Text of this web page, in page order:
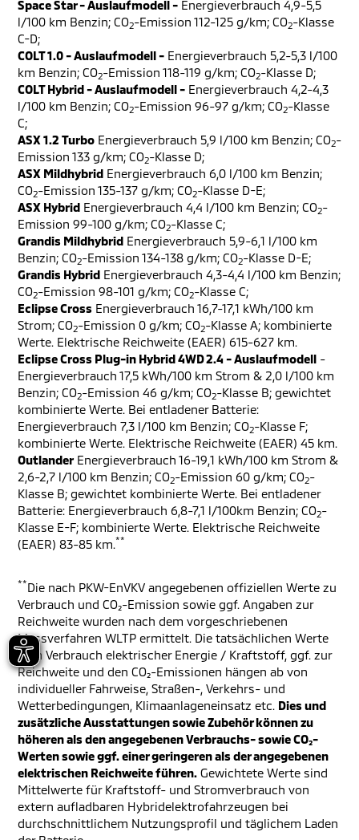
Space Star - Auslaufmodell - Energieverbrauch 4,9-5,5
l/100 km Benzin; CO2-Emission 112-125 g/km; CO2-Klasse
C-D;
COLT 1.0 - Auslaufmodell - Energieverbrauch 5,2-5,3 l/100
km Benzin; CO2-Emission 118-119 g/km; CO2-Klasse D;
COLT Hybrid - Auslaufmodell - Energieverbrauch 4,2-4,3
l/100 km Benzin; CO2-Emission 96-97 g/km; CO2-Klasse
C;
ASX 1.2 Turbo Energieverbrauch 5,9 l/100 km Benzin; CO2-
Emission 133 g/km; CO2-Klasse D;
ASX Mildhybrid Energieverbrauch 6,0 l/100 km Benzin;
CO2-Emission 135-137 g/km; CO2-Klasse D-E;
ASX Hybrid Energieverbrauch 4,4 l/100 km Benzin; CO2-
Emission 99-100 g/km; CO2-Klasse C;
Grandis Mildhybrid Energieverbrauch 5,9-6,1 l/100 km
Benzin; CO2-Emission 134-138 g/km; CO2-Klasse D-E;
Grandis Hybrid Energieverbrauch 4,3-4,4 l/100 km Benzin;
CO2-Emission 98-101 g/km; CO2-Klasse C;
Eclipse Cross Energieverbrauch 16,7-17,1 kWh/100 km
Strom; CO2-Emission 0 g/km; CO2-Klasse A; kombinierte
Werte. Elektrische Reichweite (EAER) 615-627 km.
Eclipse Cross Plug-in Hybrid 4WD 2.4 - Auslaufmodell -
Energieverbrauch 17,5 kWh/100 km Strom & 2,0 l/100 km
Benzin; CO2-Emission 46 g/km; CO2-Klasse B; gewichtet
kombinierte Werte. Bei entladener Batterie:
Energieverbrauch 7,3 l/100 km Benzin; CO2-Klasse F;
kombinierte Werte. Elektrische Reichweite (EAER) 45 km.
Outlander Energieverbrauch 16-19,1 kWh/100 km Strom &
2,6-2,7 l/100 km Benzin; CO2-Emission 60 g/km; CO2-
Klasse B; gewichtet kombinierte Werte. Bei entladener
Batterie: Energieverbrauch 6,8-7,1 l/100km Benzin; CO2-
Klasse E-F; kombinierte Werte. Elektrische Reichweite
(EAER) 83-85 km.**
**Die nach PKW-EnVKV angegebenen offiziellen Werte zu
Verbrauch und CO₂-Emission sowie ggf. Angaben zur
Reichweite wurden nach dem vorgeschriebenen
Messverfahren WLTP ermittelt. Die tatsächlichen Werte
zum Verbrauch elektrischer Energie / Kraftstoff, ggf. zur
Reichweite und den CO₂-Emissionen hängen ab von
individueller Fahrweise, Straßen-, Verkehrs- und
Wetterbedingungen, Klimaanlageneinsatz etc. Dies und
zusätzliche Ausstattungen sowie Zubehör können zu
höheren als den angegebenen Verbrauchs- sowie CO₂-
Werten sowie ggf. einer geringeren als der angegebenen
elektrischen Reichweite führen. Gewichtete Werte sind
Mittelwerte für Kraftstoff- und Stromverbrauch von
extern aufladbaren Hybridelektrofahrzeugen bei
durchschnittlichem Nutzungsprofil und täglichem Laden